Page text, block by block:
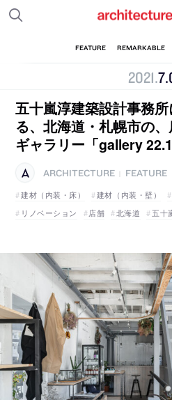
2021.7.
五十嵐淳建築設計事務所
る、北海道・札幌市の、
ギャラリー「gallery
ARCHITECTURE
FEATURE
建材（内装・床）
建材（内装・壁）
リノベーション
店舗 北海道 五十